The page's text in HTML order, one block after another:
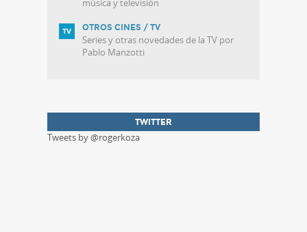
música y televisión
OTROS CINES / TV
Series y otras novedades de la TV por
Pablo Manzotti
TWITTER
Tweets by @rogerkoza